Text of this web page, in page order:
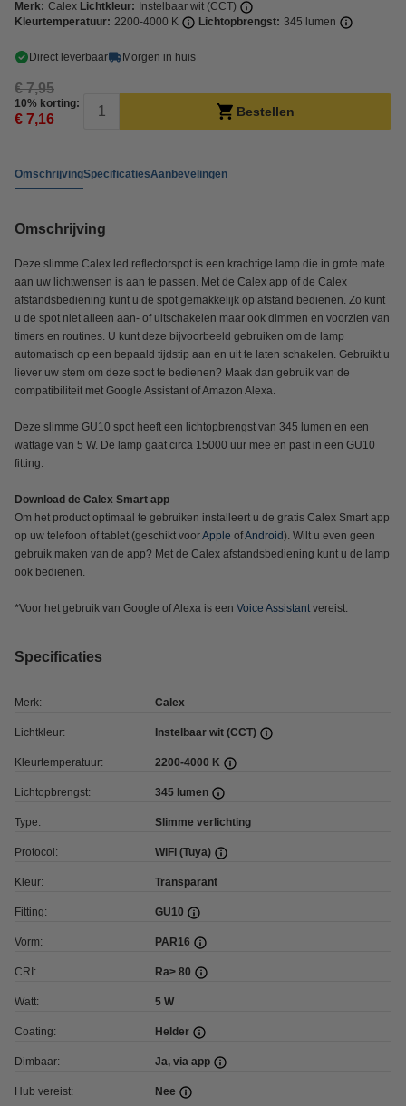
Merk: Calex Lichtkleur:
Instelbaar wit (CCT)
Kleurtemperatuur: 2200-4000 K Lichtopbrengst: 345 lumen
Direct leverbaar Morgen in huis
€ 7,95
10% korting:
€ 7,16 Bestellen
OmschrijvingSpecificatiesAanbevelingen
Omschrijving
Deze slimme Calex led reflectorspot is een krachtige lamp die in grote mate
aan uw lichtwensen is aan te passen. Met de Calex app of de Calex
afstandsbediening kunt u de spot gemakkelijk op afstand bedienen. Zo kunt
u de spot niet alleen aan- of uitschakelen maar ook dimmen en voorzien van
timers en routines. U kunt deze bijvoorbeeld gebruiken om de lamp
automatisch op een bepaald tijdstip aan en uit te laten schakelen. Gebruikt u
liever uw stem om deze spot te bedienen? Maak dan gebruik van de
compatibiliteit met Google Assistant of Amazon Alexa.
Deze slimme GU10 spot heeft een lichtopbrengst van 345 lumen en een
wattage van 5 W. De lamp gaat circa 15000 uur mee en past in een GU10
fitting.
Download de Calex Smart app
Om het product optimaal te gebruiken installeert u de gratis Calex Smart app
op uw telefoon of tablet (geschikt voorApple ofAndroid). Wilt u even geen
gebruik maken van de app? Met de Calex afstandsbediening kunt u de lamp
ook bedienen.
*Voor het gebruik van Google of Alexa is een Voice Assistant vereist.
Specificaties
Merk: Calex
Lichtkleur: Instelbaar wit (CCT)
Kleurtemperatuur: 2200-4000 K
Lichtopbrengst: 345 lumen
Type: Slimme verlichting
Protocol: WiFi (Tuya)
Kleur: Transparant
Fitting: GU10
Vorm: PAR16
CRI: Ra> 80
Watt: 5 W
Coating: Helder
Dimbaar: Ja, via app
Hub vereist: Nee